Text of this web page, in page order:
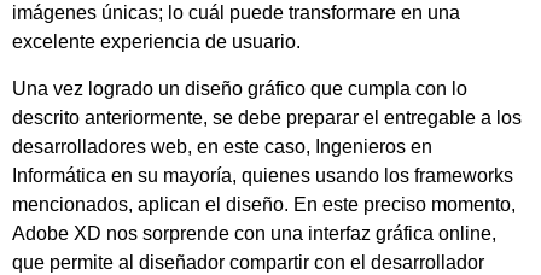
imágenes únicas; lo cuál puede transformare en una
excelente experiencia de usuario.
Una vez logrado un diseño gráfico que cumpla con lo
descrito anteriormente, se debe preparar el entregable a los
desarrolladores web, en este caso, Ingenieros en
Informática en su mayoría, quienes usando los frameworks
mencionados, aplican el diseño. En este preciso momento,
Adobe XD nos sorprende con una interfaz gráfica online,
que permite al diseñador compartir con el desarrollador